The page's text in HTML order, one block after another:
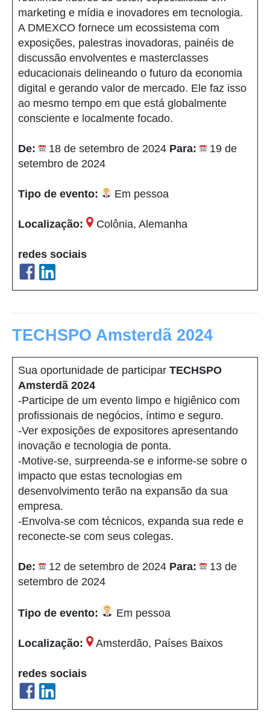
marketing e mídia e inovadores em tecnologia.
A DMEXCO fornece um ecossistema com
exposições, palestras inovadoras, painéis de
discussão envolventes e masterclasses
educacionais delineando o futuro da economia
digital e gerando valor de mercado. Ele faz isso
ao mesmo tempo em que está globalmente
consciente e localmente focado.
De: 18 de setembro de 2024 Para:
19 de
setembro de 2024
Tipo de evento: Em pessoa
Localização: Colônia, Alemanha
redes sociais
TECHSPO Amsterdã 2024
Sua oportunidade de participar TECHSPO
Amsterdã 2024
-Participe de um evento limpo e higiênico com
profissionais de negócios, íntimo e seguro.
-Ver exposições de expositores apresentando
inovação e tecnologia de ponta.
-Motive-se, surpreenda-se e informe-se sobre o
impacto que estas tecnologias em
desenvolvimento terão na expansão da sua
empresa.
-Envolva-se com técnicos, expanda sua rede e
reconecte-se com seus colegas.
De: 12 de setembro de 2024 Para:
13 de
setembro de 2024
Tipo de evento: Em pessoa
Localização: Amsterdão, Países Baixos
redes sociais